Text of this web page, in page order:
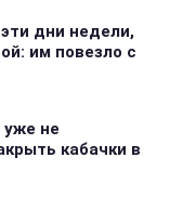
дни недели,
им повезло с
не
кабачки в